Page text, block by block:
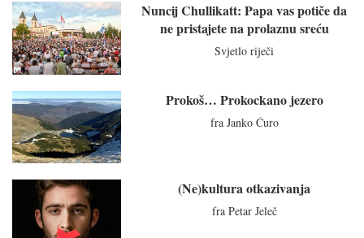
Nuncij Chullikatt: Papa vas potiče da
ne pristajete na prolaznu sreću
Svjetlo riječi
Prokoš… Prokockano jezero
fra Janko Ćuro
(Ne)kultura otkazivanja
fra Petar Jeleč